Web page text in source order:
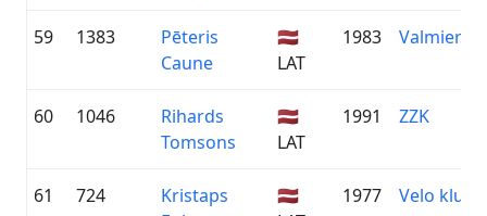
59 1383
Pēteris
Caune
🇱🇻
LAT
1983 Valmieras
60 1046
Rihards
Tomsons
🇱🇻
LAT
1991 ZZK
61 724
Kristaps
🇱🇻
1977 Velo